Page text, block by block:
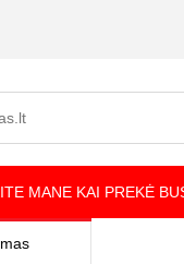
MANE KAI PREKĖ